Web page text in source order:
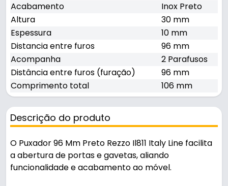
Acabamento
Inox Preto
Altura
30 mm
Espessura
10 mm
Distancia entre furos
96 mm
Acompanha
2 Parafusos
Distância entre furos (furação)
96 mm
Comprimento total
106 mm
Descrição do produto
O Puxador 96 Mm Preto Rezzo Il811 Italy Line facilita
a abertura de portas e gavetas, aliando
funcionalidade e acabamento ao móvel.